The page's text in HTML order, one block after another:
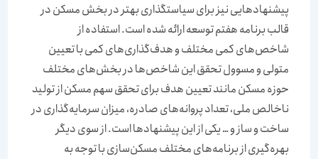
پیشنهادهایی نیز برای سیاستگذاری بهتر در بخش مسکن در
قالب برنامه هفتم توسعه ارائه شده است. استفاده از
شاخص‌‌‌های کمی مختلف و هدف‌‌‌گذاری‌‌‌های کمی با تعیین
متولی و مسوول تحقق این شاخص‌‌‌ها در بخش‌‌‌های مختلف
حوزه مسکن مانند تعیین هدف برای تحقق سهم مسکن از تولید
ناخالص ملی، تعداد پروانه‌‌‌های صادره، میزان سرمایه‌‌‌گذاری در
ساخت و ساز و … یکی از این پیشنهادها است. از سوی دیگر
بهره‌‌‌گیری از برنامه‌‌‌های مختلف مسکن‌‌‌سازی با توجه به